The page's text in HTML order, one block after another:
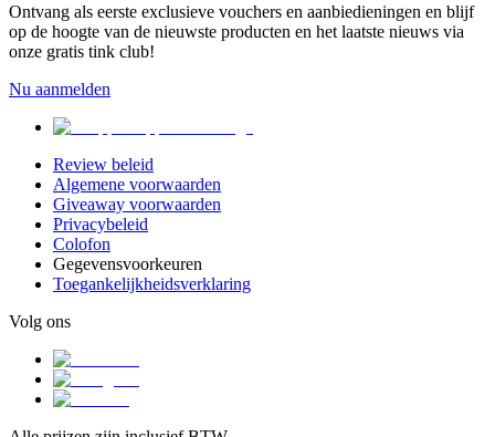
Ontvang als eerste exclusieve vouchers en aanbiedieningen en blijf
op de hoogte van de nieuwste producten en het laatste nieuws via
onze gratis tink club!
Nu aanmelden
Review beleid
Algemene voorwaarden
Giveaway voorwaarden
Privacybeleid
Colofon
Gegevensvoorkeuren
Toegankelijkheidsverklaring
Volg ons